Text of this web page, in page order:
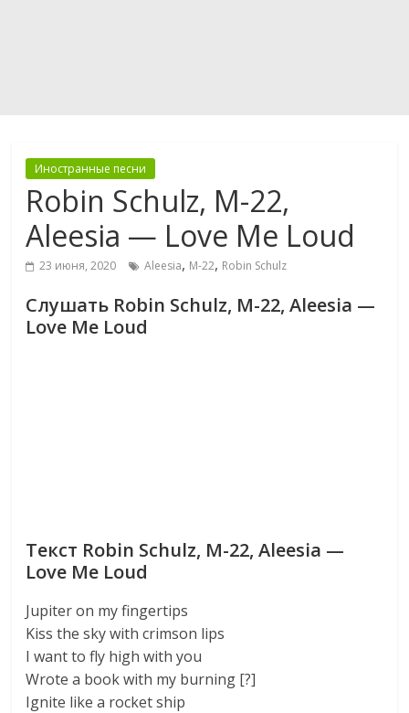
Иностранные песни
Robin Schulz, M-22,
Aleesia — Love Me Loud
23 июня, 2020 Aleesia, M-22, Robin Schulz
Слушать Robin Schulz, M-22, Aleesia —
Love Me Loud
Текст Robin Schulz, M-22, Aleesia —
Love Me Loud
Jupiter on my fingertips
Kiss the sky with crimson lips
I want to fly high with you
Wrote a book with my burning [?]
Ignite like a rocket ship